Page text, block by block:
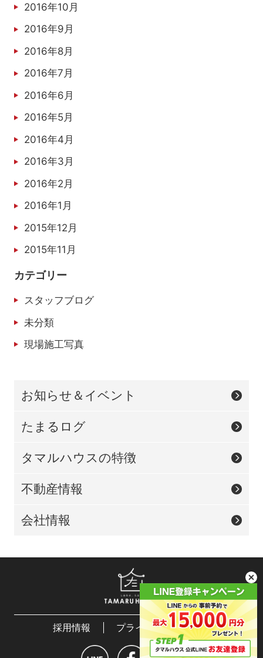
2016年10月
2016年9月
2016年8月
2016年7月
2016年6月
2016年5月
2016年4月
2016年3月
2016年2月
2016年1月
2015年12月
2015年11月
カテゴリー
スタッフブログ
未分類
現場施工写真
お知らせ＆イベント
たまるログ
タマルハウスの特徴
不動産情報
会社情報
採用情報 プライバシーポリシー